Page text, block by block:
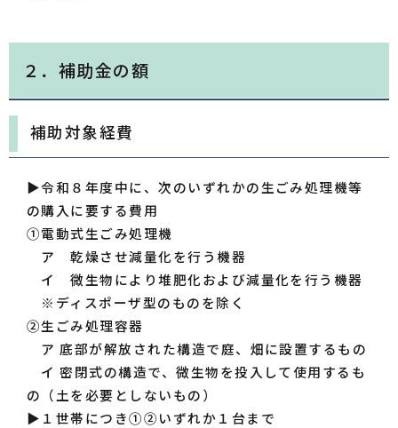
２．補助金の額
補助対象経費
▶令和８年度中に、次のいずれかの生ごみ処理機等
の購入に要する費用
①電動式生ごみ処理機
ア 乾燥させ減量化を行う機器
イ 微生物により堆肥化および減量化を行う機器
※ディスポーザ型のものを除く
②生ごみ処理容器
ア 底部が解放された構造で庭、畑に設置するもの
イ 密閉式の構造で、微生物を投入して使用するも
の（土を必要としないもの）
▶１世帯につき①②いずれか１台まで